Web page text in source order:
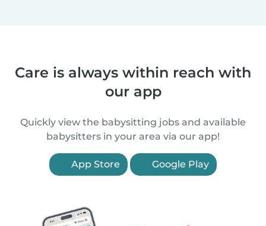
Care is always within reach with
our app
Quickly view the babysitting jobs and available
babysitters in your area via our app!
App Store Google Play